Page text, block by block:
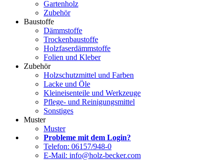
Gartenholz
Zubehör
Baustoffe
Dämmstoffe
Trockenbaustoffe
Holzfaserdämmstoffe
Folien und Kleber
Zubehör
Holzschutzmittel und Farben
Lacke und Öle
Kleineisenteile und Werkzeuge
Pflege- und Reinigungsmittel
Sonstiges
Muster
Muster
Probleme mit dem Login?
Telefon: 06157/948-0
E-Mail: info@holz-becker.com